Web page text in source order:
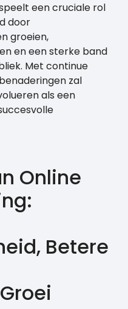
een cruciale rol
door
groeien,
en een sterke band
Met continue
zal
als een
Online
Betere